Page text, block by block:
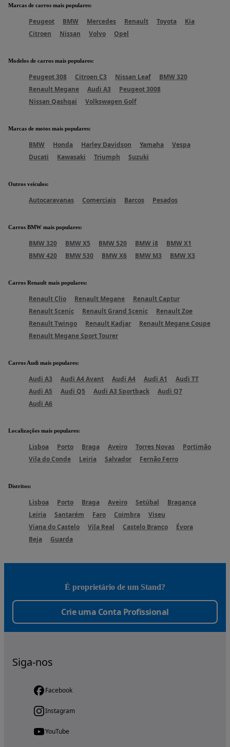
Marcas de carros mais populares:
Peugeot BMW Mercedes Renault Toyota
Kia
Citroen
Nissan Volvo Opel
Modelos de carros mais populares:
Peugeot 308 Citroen C3 Nissan Leaf
BMW 320
Renault Megane
Audi A3
Peugeot 3008
Nissan Qashqai
Volkswagen Golf
Marcas de motos mais populares:
BMW Honda Harley Davidson Yamaha
Vespa
Ducati
Kawasaki Triumph Suzuki
Outros veículos:
Autocaravanas Comerciais Barcos Pesados
Carros BMW mais populares:
BMW 320 BMW X5 BMW 520 BMW i8
BMW X1
BMW 420
BMW 530 BMW X6 BMW M3 BMW X3
Carros Renault mais populares:
Renault Clio Renault Megane
Renault Captur
Renault Scenic
Renault Grand Scenic
Renault Zoe
Renault Twingo
Renault Kadjar
Renault Megane Coupe
Renault Megane Sport Tourer
Carros Audi mais populares:
Audi A3 Audi A4 Avant Audi A4 Audi A1
Audi TT
Audi A5
Audi Q5 Audi A3 Sportback
Audi Q7
Audi A6
Localizações mais populares:
Lisboa Porto Braga Aveiro Torres Novas
Portimão
Vila do Conde
Leiria Salvador Fernão Ferro
Distritos:
Lisboa Porto Braga Aveiro Setúbal
Bragança
Leiria
Santarém Faro Coimbra
Viseu
Viana do Castelo
Vila Real Castelo Branco
Évora
Beja
Guarda
É proprietário de um Stand?
Crie uma Conta Profissional
opens in a new tab
Siga-nos
Facebook
Instagram
YouTube